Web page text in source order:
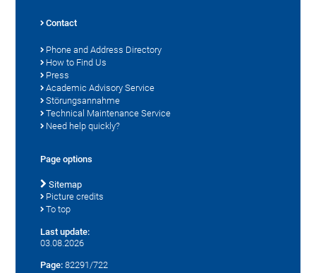
Contact
Phone and Address Directory
How to Find Us
Press
Academic Advisory Service
Störungsannahme
Technical Maintenance Service
Need help quickly?
Page options
Sitemap
Picture credits
To top
Last update:
03.08.2026
Page: 82291/722